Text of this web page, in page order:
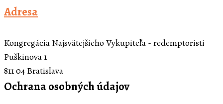
Adresa
Kongregácia Najsvätejšieho Vykupiteľa - redemptoristi
Puškinova 1
811 04 Bratislava
Ochrana osobných údajov